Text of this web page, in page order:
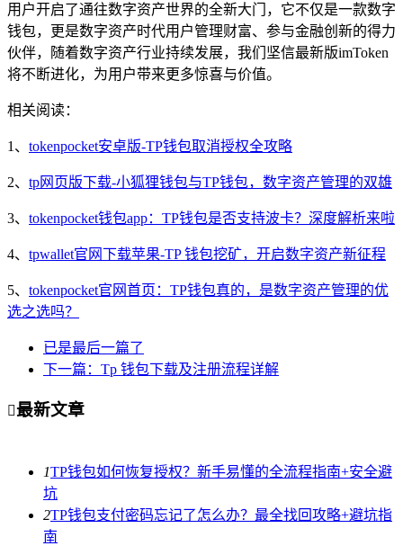
用户开启了通往数字资产世界的全新大门，它不仅是一款数字
钱包，更是数字资产时代用户管理财富、参与金融创新的得力
伙伴，随着数字资产行业持续发展，我们坚信最新版imToken
将不断进化，为用户带来更多惊喜与价值。
相关阅读：
1、 tokenpocket安卓版-TP钱包取消授权全攻略
2、 tp网页版下载-小狐狸钱包与TP钱包，数字资产管理的双雄
3、 tokenpocket钱包app：TP钱包是否支持波卡？深度解析来啦
4、 tpwallet官网下载苹果-TP 钱包挖矿，开启数字资产新征程
5、 tokenpocket官网首页：TP钱包真的，是数字资产管理的优
选之选吗？
已是最后一篇了
下一篇：Tp 钱包下载及注册流程详解
最新文章
1TP钱包如何恢复授权？新手易懂的全流程指南+安全避
坑
2TP钱包支付密码忘记了怎么办？最全找回攻略+避坑指
南